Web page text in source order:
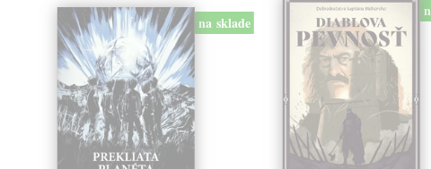
na sklade